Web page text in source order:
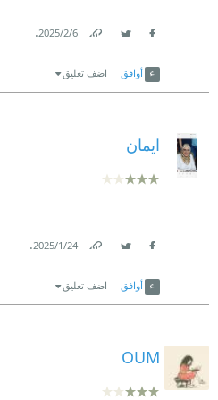
6‏/2‏/2025
.
أوافق اضف تعليق
ايمان
24‏/1‏/2025
.
أوافق اضف تعليق
OUM